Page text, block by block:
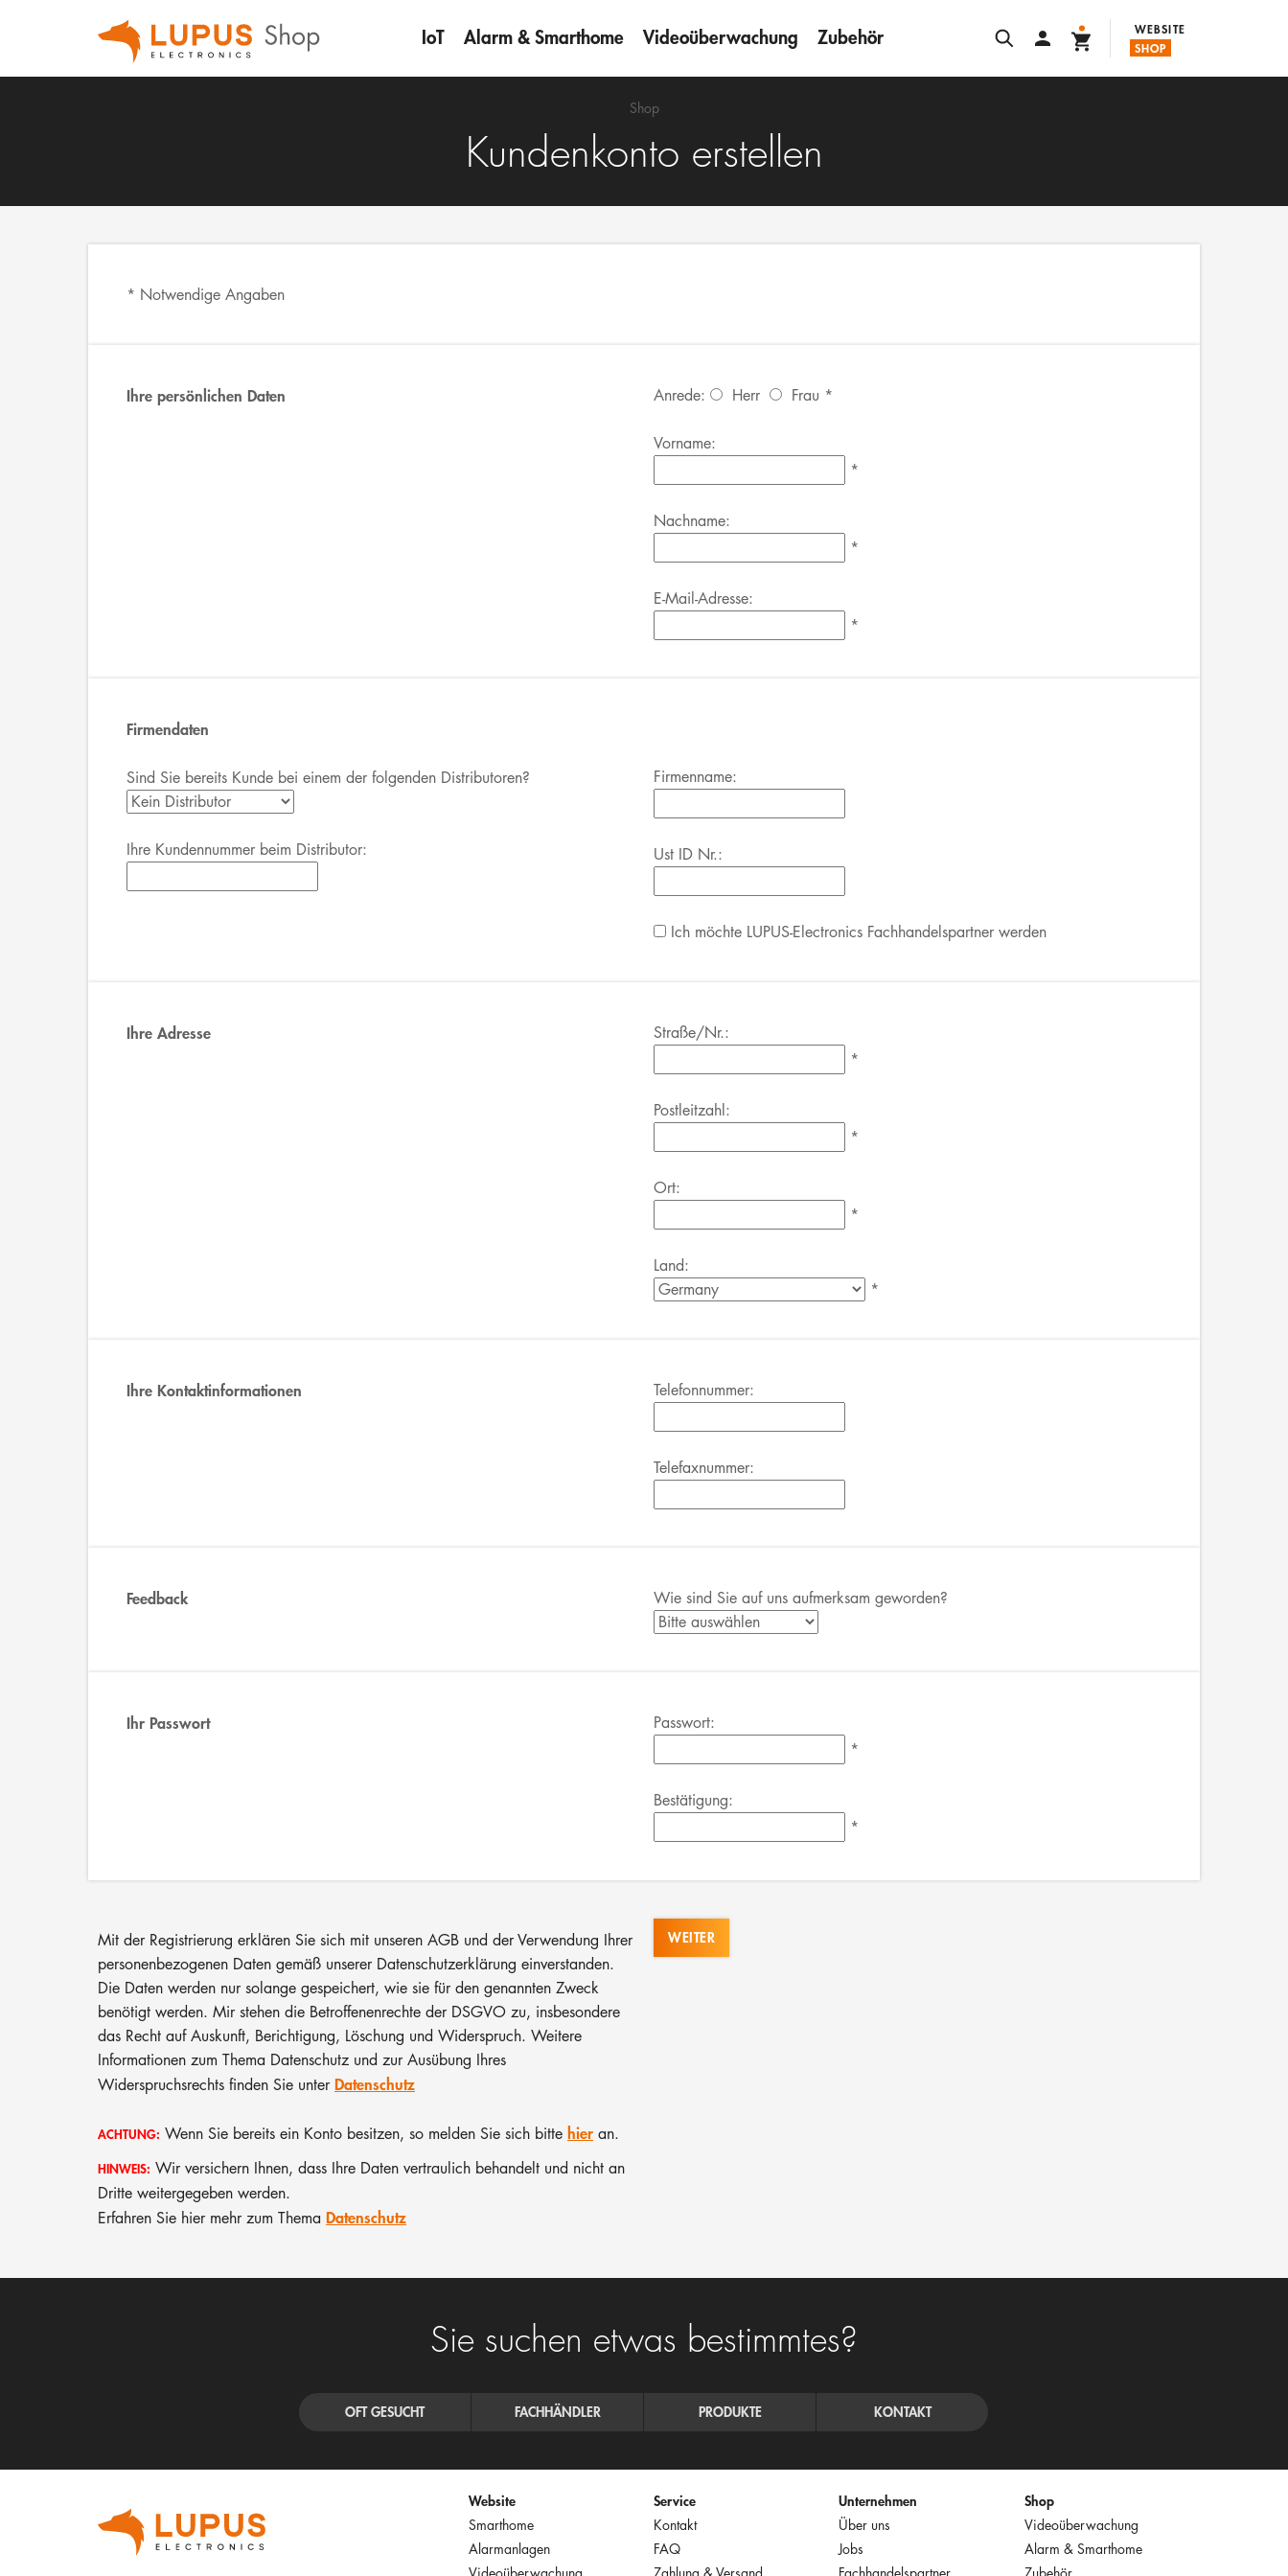
WEBSITE
SHOP
IoT Alarm & Smarthome Videoüberwachung Zubehör
Shop
Kundenkonto erstellen
* Notwendige Angaben
Ihre persönlichen Daten Anrede: Herr Frau *
Vorname:
*
Nachname:
*
E-Mail-Adresse:
*
Firmendaten
Sind Sie bereits Kunde bei einem der folgenden Distributoren?
Ihre Kundennummer beim Distributor:
Firmenname:
Ust ID Nr.:
Ich möchte LUPUS-Electronics Fachhandelspartner werden
Ihre Adresse
Straße/Nr.:
*
Postleitzahl:
*
Ort:
*
Land:
*
Ihre Kontaktinformationen Telefonnummer:
Telefaxnummer:
Feedback Wie sind Sie auf uns aufmerksam geworden?
Ihr Passwort
Passwort:
*
Bestätigung:
*
Mit der Registrierung erklären Sie sich mit unseren AGB und der Verwendung Ihrer
personenbezogenen Daten gemäß unserer Datenschutzerklärung einverstanden.
Die Daten werden nur solange gespeichert, wie sie für den genannten Zweck
benötigt werden. Mir stehen die Betroffenenrechte der DSGVO zu, insbesondere
das Recht auf Auskunft, Berichtigung, Löschung und Widerspruch. Weitere
Informationen zum Thema Datenschutz und zur Ausübung Ihres
Widerspruchsrechts finden Sie unter Datenschutz
ACHTUNG: Wenn Sie bereits ein Konto besitzen, so melden Sie sich bitte hier an.
HINWEIS: Wir versichern Ihnen, dass Ihre Daten vertraulich behandelt und nicht an
Dritte weitergegeben werden.
Erfahren Sie hier mehr zum Thema Datenschutz
WEITER
Sie suchen etwas bestimmtes?
OFT GESUCHT FACHHÄNDLER PRODUKTE KONTAKT
Website
Smarthome
Alarmanlagen
Service
Kontakt
FAQ
Unternehmen
Über uns
Jobs
Shop
Videoüberwachung
Alarm & Smarthome